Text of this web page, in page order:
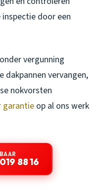
door een
vergunning
dakpannen vervangen,
nokvorsten
garantie op al ons werk
88 16